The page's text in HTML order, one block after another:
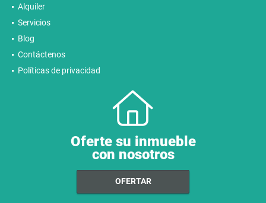
Alquiler
Servicios
Blog
Contáctenos
Políticas de privacidad
Oferte su inmueble
con nosotros
OFERTAR